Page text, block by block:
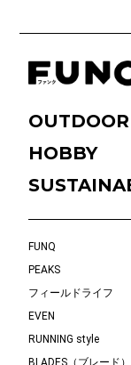
OUTDOOR
HOBBY
FUNQ
PEAKS
フィールドライフ
EVEN
RUNNING style
BLADES（ブレード）